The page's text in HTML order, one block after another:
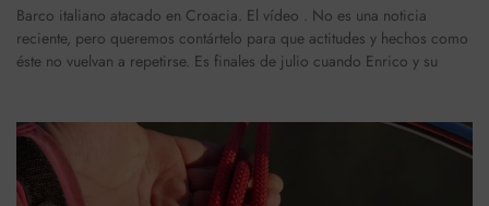
Barco italiano atacado en Croacia. El vídeo . No es una noticia
reciente, pero queremos contártelo para que actitudes y hechos como
éste no vuelvan a repetirse. Es finales de julio cuando Enrico y su